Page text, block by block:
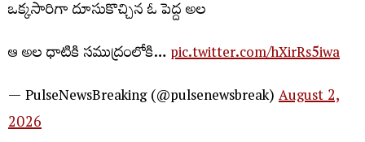
ఒక్కసారిగా దూసుకొచ్చిన ఓ పెద్ద అల
ఆ అల ధాటికి సముద్రంలోకి…pic.twitter.com/hXirRs5iwa
— PulseNewsBreaking (@pulsenewsbreak)August 2,
2026